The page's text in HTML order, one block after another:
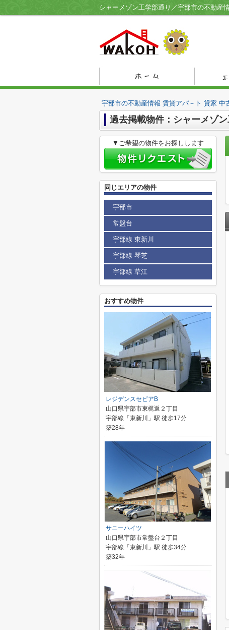
宇部市の不動産情報 賃貸アパ－ト 貸家
過去掲載物件：シャーメゾ
▼ご希望の物件をお探しします
同じエリアの物件
宇部市
常盤台
宇部線 東新川
宇部線 琴芝
宇部線 草江
おすすめ物件
レジデンスセピアB
山口県宇部市東梶返２丁目
宇部線「東新川」駅 徒歩17分
築28年
サニーハイツ
山口県宇部市常盤台２丁目
宇部線「東新川」駅 徒歩34分
築32年